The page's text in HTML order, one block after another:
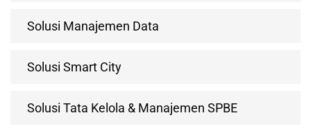
Solusi Manajemen Data
Solusi Smart City
Solusi Tata Kelola & Manajemen SPBE